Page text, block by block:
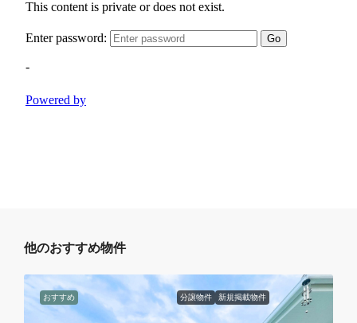
他のおすすめ物件
おすすめ 分譲物件 新規掲載物件